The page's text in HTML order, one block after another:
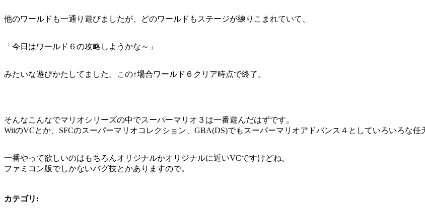
他のワールドも一通り遊びましたが、どのワールドもステージが練りこまれていて、
「今日はワールド６の攻略しようかな～」
みたいな遊びかたしてました。この↑場合ワールド６クリア時点で終了。
そんなこんなでマリオシリーズの中でスーパーマリオ３は一番遊んだはずです。
WiiのVCとか、SFCのスーパーマリオコレクション、GBA(DS)でもスーパーマリオアドバンス４としていろいろな任
一番やって欲しいのはもちろんオリジナルかオリジナルに近いVCですけどね。
ファミコン版でしかないバグ技とかありますので。
カテゴリ :